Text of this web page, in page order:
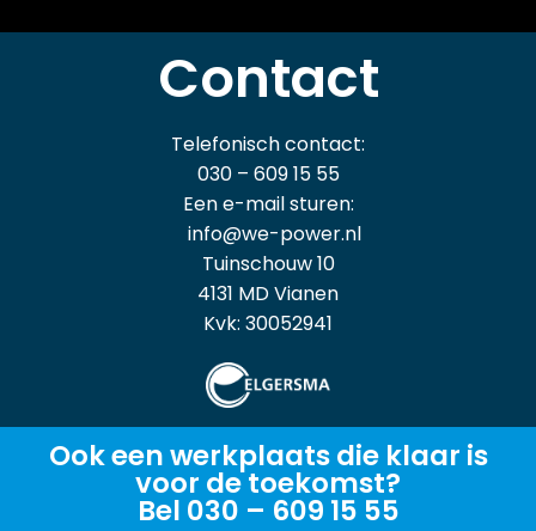
en
Die werken met elektrische en
waterstofvoertuigen en hiervoor
implementeren.
Contact
Telefonisch contact:
030 – 609 15 55
Een e-mail sturen:
info@we-power.nl
Tuinschouw 10
4131 MD Vianen
Kvk: 30052941
Ook een werkplaats die klaar is
voor de toekomst?
Bel 030 – 609 15 55